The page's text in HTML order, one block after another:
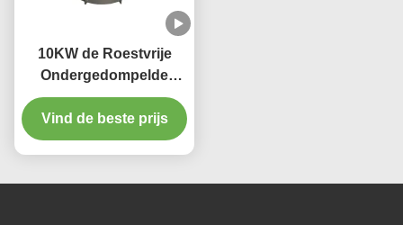
10KW de Roestvrije
Ondergedompelde
Mixer QJB van
waterzuiveringsinstallatiemixers
Vind de beste prijs